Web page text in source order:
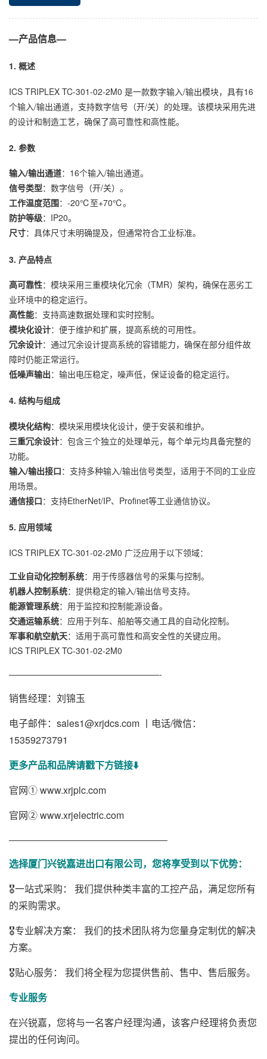
—产品信息—
1. 概述
ICS TRIPLEX TC-301-02-2M0 是一款数字输入/输出模块，具有16
个输入/输出通道，支持数字信号（开/关）的处理。该模块采用先进
的设计和制造工艺，确保了高可靠性和高性能。
2. 参数
输入/输出通道：16个输入/输出通道。
信号类型：数字信号（开/关）。
工作温度范围：-20℃至+70℃。
防护等级：IP20。
尺寸：具体尺寸未明确提及，但通常符合工业标准。
3. 产品特点
高可靠性：模块采用三重模块化冗余（TMR）架构，确保在恶劣工
业环境中的稳定运行。
高性能：支持高速数据处理和实时控制。
模块化设计：便于维护和扩展，提高系统的可用性。
冗余设计：通过冗余设计提高系统的容错能力，确保在部分组件故
障时仍能正常运行。
低噪声输出：输出电压稳定，噪声低，保证设备的稳定运行。
4. 结构与组成
模块化结构：模块采用模块化设计，便于安装和维护。
三重冗余设计：包含三个独立的处理单元，每个单元均具备完整的
功能。
输入/输出接口：支持多种输入/输出信号类型，适用于不同的工业应
用场景。
通信接口：支持EtherNet/IP、Profinet等工业通信协议。
5. 应用领域
ICS TRIPLEX TC-301-02-2M0 广泛应用于以下领域：
工业自动化控制系统：用于传感器信号的采集与控制。
机器人控制系统：提供稳定的输入/输出信号支持。
能源管理系统：用于监控和控制能源设备。
交通运输系统：应用于列车、船舶等交通工具的自动化控制。
军事和航空航天：适用于高可靠性和高安全性的关键应用。
ICS TRIPLEX TC-301-02-2M0
——————————————————-
销售经理：刘锦玉
电子邮件：sales1@xrjdcs.com 丨电话/微信：
15359273791
更多产品和品牌请戳下方链接⬇️
官网①www.xrjplc.com
官网②www.xrjelectric.com
———————————————————
选择厦门兴锐嘉进出口有限公司，您将享受到以下优势：
🎖️一站式采购： 我们提供种类丰富的工控产品，满足您所有
的采购需求。
🎖️专业解决方案： 我们的技术团队将为您量身定制优的解决
方案。
🎖️贴心服务： 我们将全程为您提供售前、售中、售后服务。
专业服务
在兴锐嘉，您将与一名客户经理沟通，该客户经理将负责您
提出的任何询问。